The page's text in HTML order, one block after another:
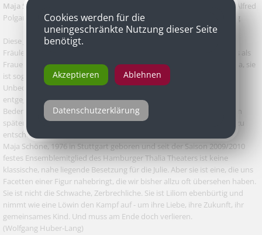
Maja Schöne
als Julie in „Liliom“ von Ferenc Molnár, bearbeitet von Alfred
Polgar, Koproduktion Salzburger Festspiele, Thalia Theater Hamburg
Diese Julie ist kein unbedarftes, in ihr Unglück naiv reinrutschendes
Fräulein. Sie weiß, worauf sie sich einlässt, wenn sie den Avancen des als
Frauenhelden verschrienen Hutschenschleuderers Liliom nachgibt. Ja, sie
ist sogar die treibende Kraft, als Liliom vor der rückhaltlosen
Unbedingtheit, die ihm da bereits bei der ersten Begegnung
entgegengebracht wird, zurückschreckt. Ihr Herz hat sich ohne
Bedenkzeit entschieden. Ihr Verstand diktiert ihr viele Demütigungen
später einen traurigen Satz, mit dem sie die Grobheit des Geliebten zu
entschuldigen versucht: "Auch solche muss es geben."
Maja Schöne, 1976 in Stuttgart geboren und seit der Saison 2009/2010
festes Ensemblemitglied des Hamburger Thalia Theaters ist keine
klassische, nahe liegende Besetzung für die Julie. Aber sie ist eine, die uns
Facetten einer Figur nahebringt, die wir bisher allzu oft übersehen haben.
Sie ist nicht die Schwache, Zerbrechliche. Sie ist Liliom ebenbürtig und
nimmt wie eine Löwin den Kampf auf - um ihre Liebe, ihre Zukunft, ihr
gemeinsames Kind. Und muss am Ende doch verlieren.
(Wolfgang Huber-Lang)
Cookies werden für die
uneingeschränkte Nutzung dieser Seite
benötigt.
Akzeptieren Ablehnen
Datenschutzerklärung